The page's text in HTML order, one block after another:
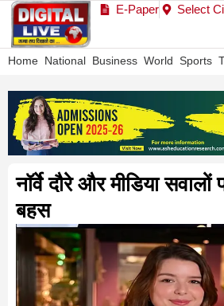
E-Paper Select
Home National Business World Sports
नॉर्वे दौरे और मीडिया सवालों
बहस